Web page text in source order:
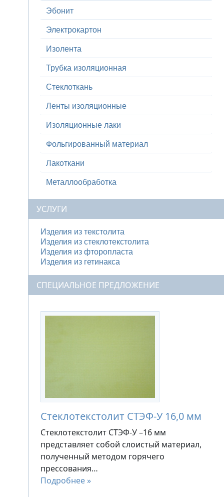
Эбонит
Электрокартон
Изолента
Трубка изоляционная
Стеклоткань
Ленты изоляционные
Изоляционные лаки
Фольгированный материал
Лакоткани
Металлообработка
УСЛУГИ
Изделия из текстолита
Изделия из стеклотекстолита
Изделия из фторопласта
Изделия из гетинакса
СПЕЦИАЛЬНОЕ ПРЕДЛОЖЕНИЕ
Стеклотекстолит СТЭФ-У 16,0 мм
Стеклотекстолит СТЭФ-У –16 мм
представляет собой слоистый материал,
полученный методом горячего
прессования…
Подробнее »